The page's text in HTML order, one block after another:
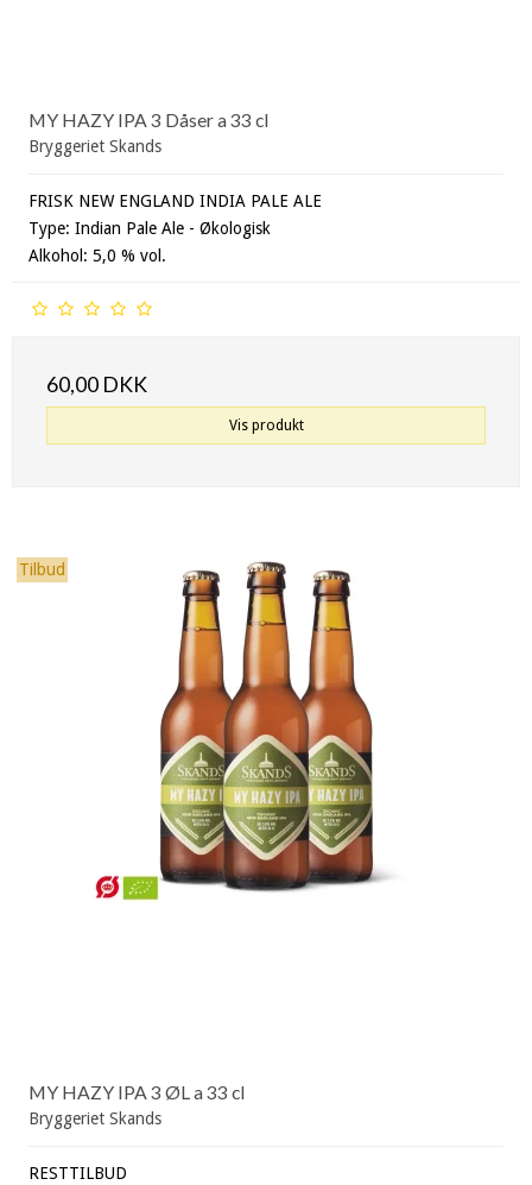
MY HAZY IPA 3 Dåser a 33 cl
Bryggeriet Skands
FRISK NEW ENGLAND INDIA PALE ALE
Type: Indian Pale Ale - Økologisk
Alkohol: 5,0 % vol.
60,00 DKK
Vis produkt
Tilbud
MY HAZY IPA 3 ØL a 33 cl
Bryggeriet Skands
RESTTILBUD